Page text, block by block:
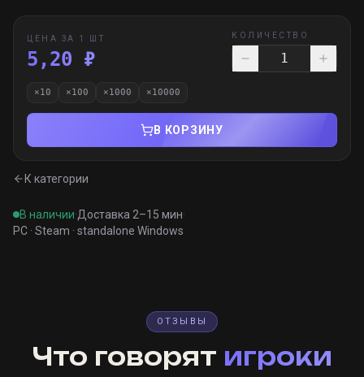
ЦЕНА ЗА 1 ШТ
5,20 ₽
КОЛИЧЕСТВО
×10 ×100 ×1000 ×10000
В КОРЗИНУ
К категории
В наличии·Доставка 2–15 мин·
PC · Steam · standalone Windows
ОТЗЫВЫ
Что говорят игроки